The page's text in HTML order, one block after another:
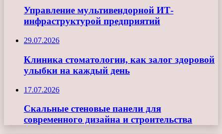
Управление мультивендорной ИТ-
инфраструктурой предприятий
29.07.2026
Клиника стоматологии, как залог здоровой
улыбки на каждый день
17.07.2026
Скальные стеновые панели для
современного дизайна и строительства